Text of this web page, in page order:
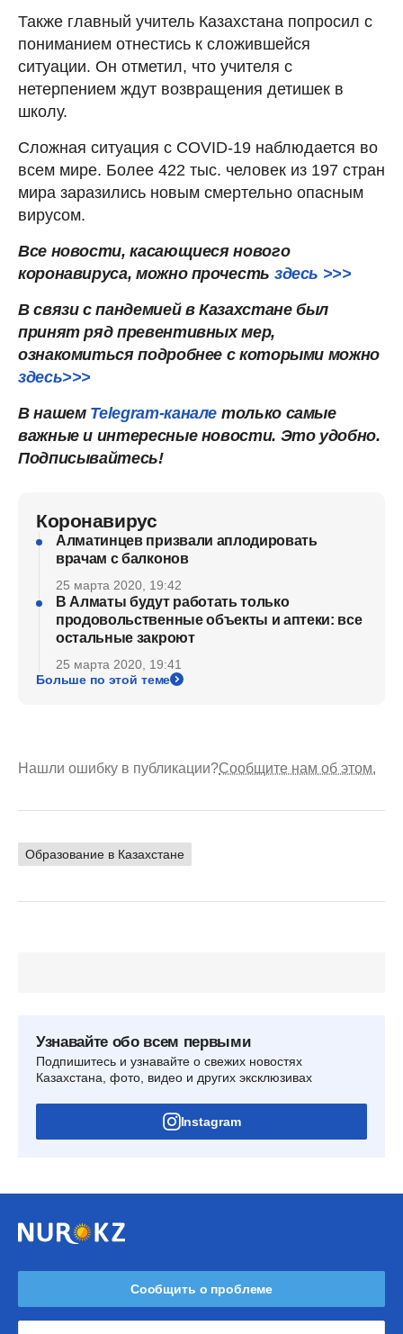
Также главный учитель Казахстана попросил с
пониманием отнестись к сложившейся
ситуации. Он отметил, что учителя с
нетерпением ждут возвращения детишек в
школу.
Сложная ситуация с COVID-19 наблюдается во
всем мире. Более 422 тыс. человек из 197 стран
мира заразились новым смертельно опасным
вирусом.
Все новости, касающиеся нового
коронавируса, можно прочесть здесь >>>
В связи с пандемией в Казахстане был
принят ряд превентивных мер,
ознакомиться подробнее с которыми можно
здесь>>>
В нашем Telegram-канале только самые
важные и интересные новости. Это удобно.
Подписывайтесь!
Коронавирус
Алматинцев призвали аплодировать
врачам с балконов
25 марта 2020, 19:42
В Алматы будут работать только
продовольственные объекты и аптеки: все
остальные закроют
25 марта 2020, 19:41
Больше по этой теме
Нашли ошибку в публикации?Сообщите нам об этом.
Образование в Казахстане
Узнавайте обо всем первыми
Подпишитесь и узнавайте о свежих новостях
Казахстана, фото, видео и других эксклюзивах
Instagram
Сообщить о проблеме